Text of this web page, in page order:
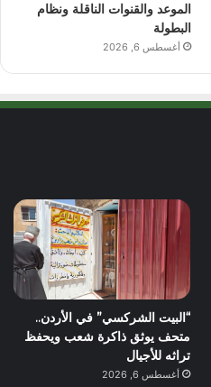
الموعد والقنوات الناقلة ونظام
البطولة
أغسطس 6, 2026
“البيت الشركسي” في الأردن..
متحف يوثق ذاكرة شعب ويحفظ
تراثه للأجيال
أغسطس 6, 2026